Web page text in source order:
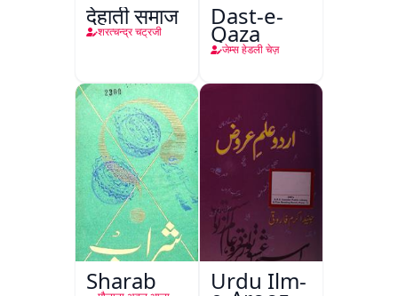
देहाती समाज
शरत्चन्द्र चट्रजी
Dast-e-
Qaza
जेम्स हेडली चेज़
Sharab Urdu Ilm-